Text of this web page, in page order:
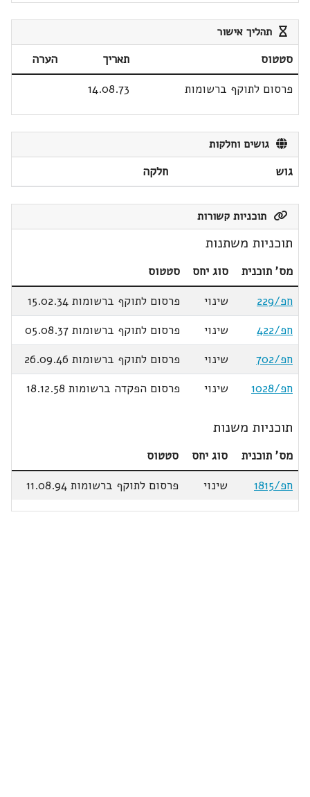
תהליך אישור
סטטוס תאריך
הערה
פרסום לתוקף ברשומות
14.08.73
גושים וחלקות
גוש חלקה
תוכניות קשורות
תוכניות משתנות
מס' תוכנית סוג יחס
סטטוס
חפ/229
שינוי
פרסום לתוקף ברשומות 15.02.34
חפ/422
שינוי
פרסום לתוקף ברשומות 05.08.37
חפ/702
שינוי
פרסום לתוקף ברשומות 26.09.46
חפ/1028
שינוי פרסום הפקדה ברשומות 18.12.58
תוכניות משנות
מס' תוכנית סוג יחס
סטטוס
חפ/1815
שינוי פרסום לתוקף ברשומות 11.08.94